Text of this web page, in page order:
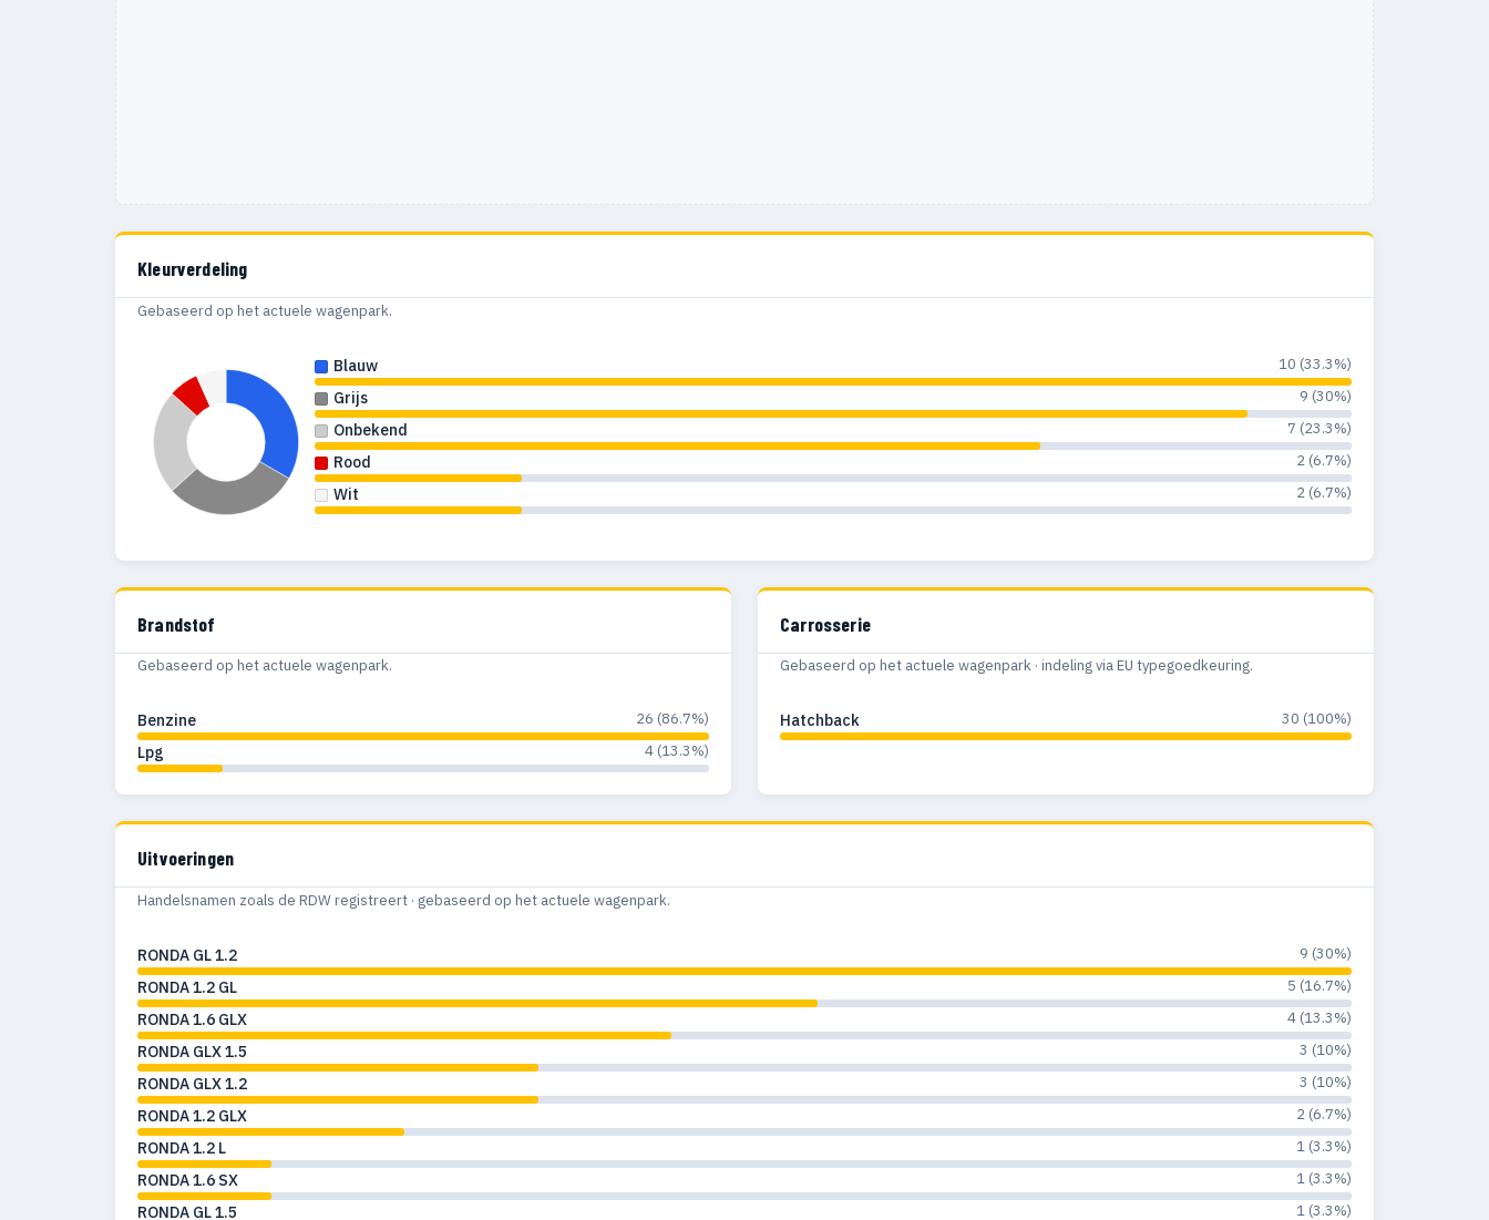
Kleurverdeling
Gebaseerd op het actuele wagenpark.
Blauw 10 (33.3%)
Grijs 9 (30%)
Onbekend 7 (23.3%)
Rood 2 (6.7%)
Wit 2 (6.7%)
Brandstof
Gebaseerd op het actuele wagenpark.
Benzine 26 (86.7%)
Lpg 4 (13.3%)
Carrosserie
Gebaseerd op het actuele wagenpark · indeling via EU typegoedkeuring.
Hatchback 30 (100%)
Uitvoeringen
Handelsnamen zoals de RDW registreert · gebaseerd op het actuele wagenpark.
RONDA GL 1.2 9 (30%)
RONDA 1.2 GL 5 (16.7%)
RONDA 1.6 GLX 4 (13.3%)
RONDA GLX 1.5 3 (10%)
RONDA GLX 1.2 3 (10%)
RONDA 1.2 GLX 2 (6.7%)
RONDA 1.2 L 1 (3.3%)
RONDA 1.6 SX 1 (3.3%)
RONDA GL 1.5 1 (3.3%)